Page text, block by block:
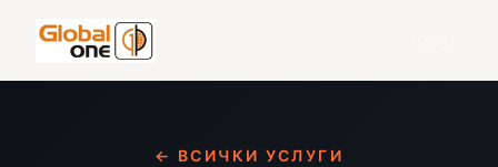
← ВСИЧКИ УСЛУГИ